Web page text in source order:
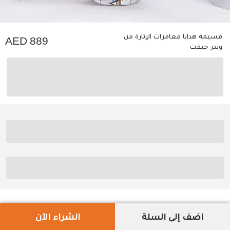
قسيمة هدايا مغامرات الإثارة من
وندر جيفت
889
اضف إلى السلة الشراء الآن